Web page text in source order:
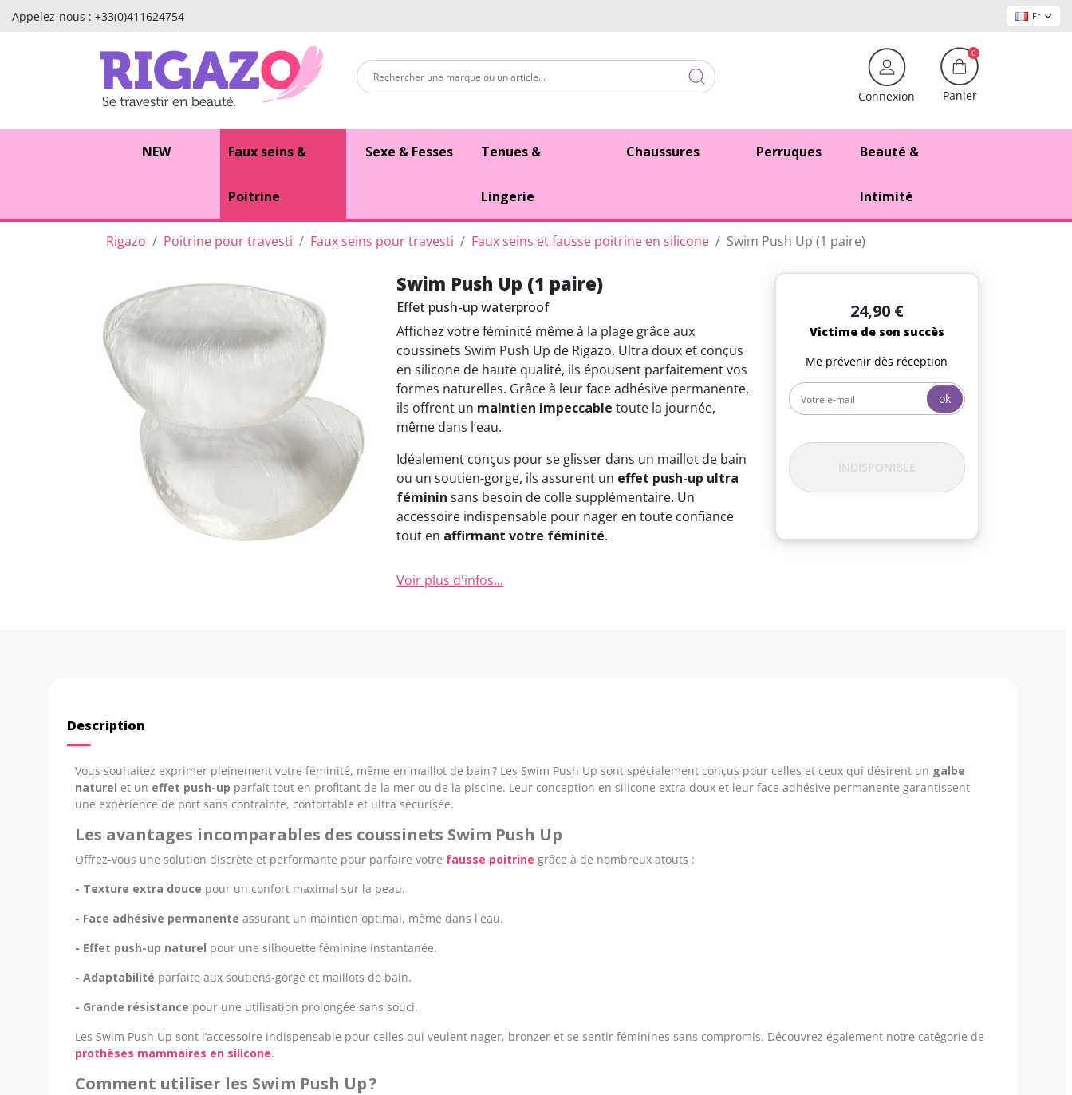
Appelez-nous : +33(0)411624754 Fr
Connexion
0
Panier
NEW Faux seins &
Poitrine
Sexe & Fesses Tenues &
Lingerie
Chaussures Perruques Beauté &
Intimité
Rigazo Poitrine pour travesti Faux seins pour travesti Faux seins et fausse poitrine en silicone Swim Push Up (1 paire)
Swim Push Up (1 paire)
Effet push-up waterproof
Affichez votre féminité même à la plage grâce aux
coussinets Swim Push Up de Rigazo. Ultra doux et conçus
en silicone de haute qualité, ils épousent parfaitement vos
formes naturelles. Grâce à leur face adhésive permanente,
ils offrent un maintien impeccable toute la journée,
même dans l’eau.
Idéalement conçus pour se glisser dans un maillot de bain
ou un soutien-gorge, ils assurent un effet push-up ultra
féminin sans besoin de colle supplémentaire. Un
accessoire indispensable pour nager en toute confiance
tout en affirmant votre féminité.
Voir plus d'infos...
24,90 €
Victime de son succès
Me prévenir dès réception
ok
INDISPONIBLE
Description
Vous souhaitez exprimer pleinement votre féminité, même en maillot de bain ? Les Swim Push Up sont spécialement conçus pour celles et ceux qui désirent un galbe
naturel et un effet push-up parfait tout en profitant de la mer ou de la piscine. Leur conception en silicone extra doux et leur face adhésive permanente garantissent
une expérience de port sans contrainte, confortable et ultra sécurisée.
Les avantages incomparables des coussinets Swim Push Up
Offrez-vous une solution discrète et performante pour parfaire votre fausse poitrine grâce à de nombreux atouts :
- Texture extra douce pour un confort maximal sur la peau.
- Face adhésive permanente assurant un maintien optimal, même dans l'eau.
- Effet push-up naturel pour une silhouette féminine instantanée.
- Adaptabilité parfaite aux soutiens-gorge et maillots de bain.
- Grande résistance pour une utilisation prolongée sans souci.
Les Swim Push Up sont l’accessoire indispensable pour celles qui veulent nager, bronzer et se sentir féminines sans compromis. Découvrez également notre catégorie de
prothèses mammaires en silicone.
Comment utiliser les Swim Push Up ?